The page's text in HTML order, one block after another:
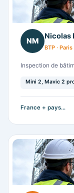
NM
Nicolas
BTP · Paris
Mini 2, Mavic 2
France + pays…